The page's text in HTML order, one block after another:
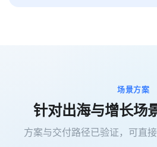
场景方案
针对出海与增长场
方案与交付路径已验证，可直